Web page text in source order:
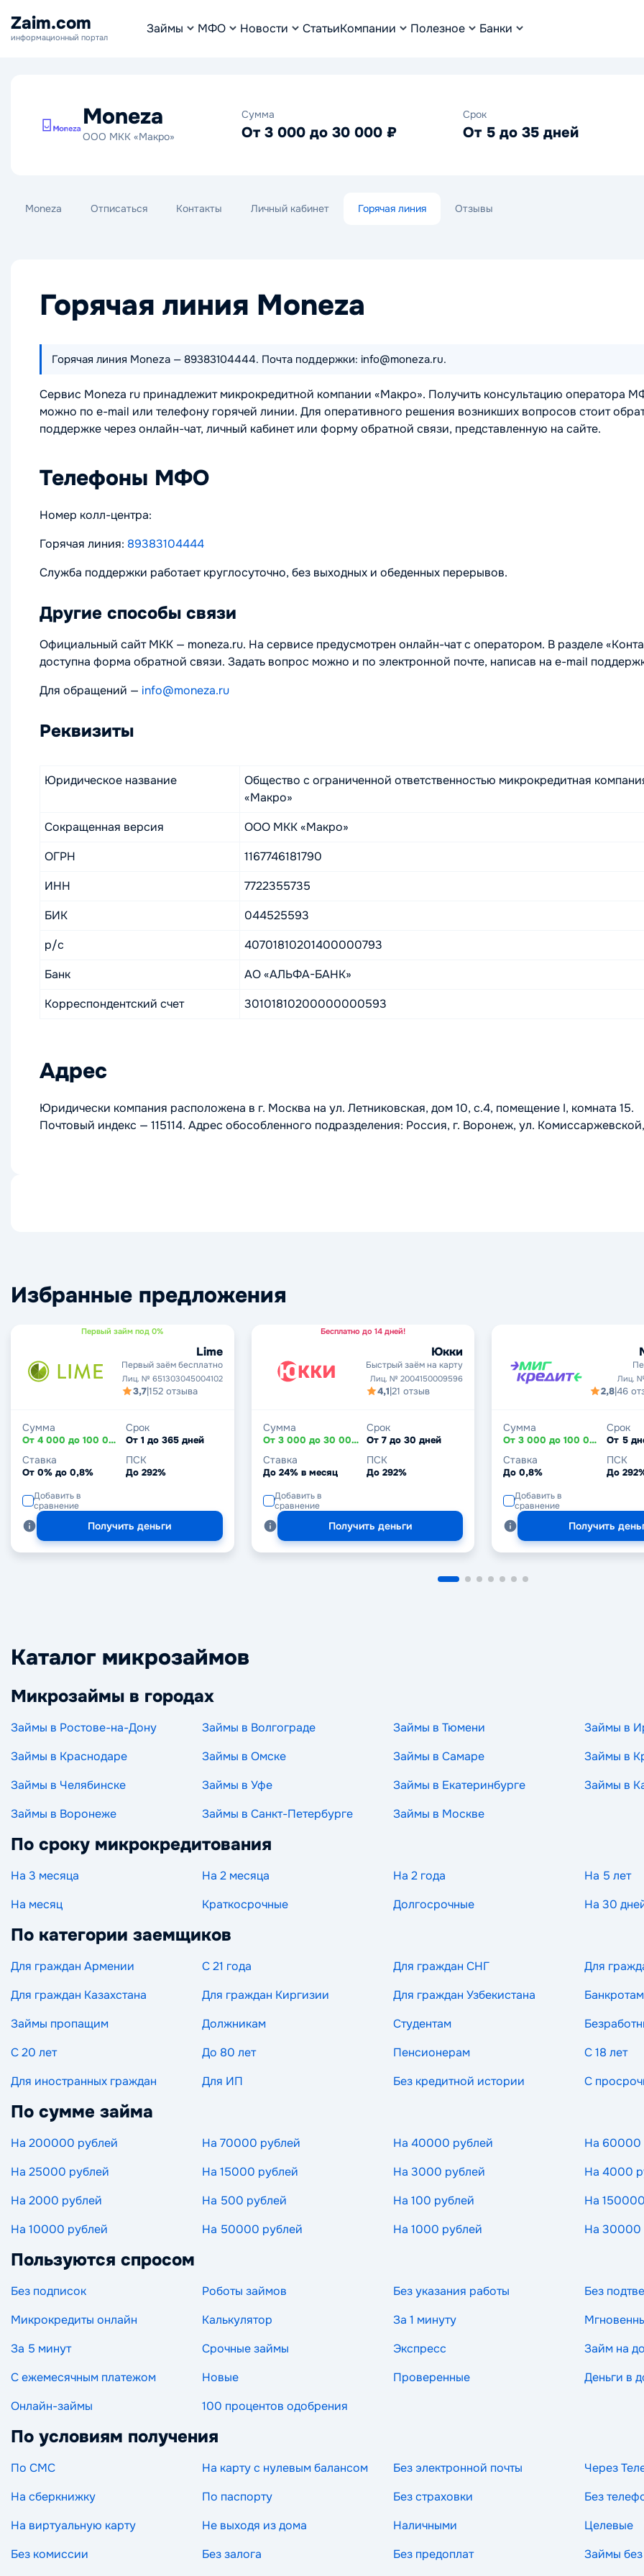
Zaim.com
информационный портал
Займы МФО Новости СтатьиКомпании Полезное Банки
Moneza
ООО МКК «Макро»
Сумма
От 3 000 до 30 000 ₽
Срок
От 5 до 35 дней
Moneza Отписаться Контакты Личный кабинет Горячая линия Отзывы
Горячая линия Moneza
Горячая линия Moneza — 89383104444. Почта поддержки: info@moneza.ru.
Сервис Moneza ru принадлежит микрокредитной компании «Макро». Получить консультацию оператора
можно по e-mail или телефону горячей линии. Для оперативного решения возникших вопросов стоит
поддержке через онлайн-чат, личный кабинет или форму обратной связи, представленную на сайте.
Телефоны МФО
Номер колл-центра:
Горячая линия: 89383104444
Служба поддержки работает круглосуточно, без выходных и обеденных перерывов.
Другие способы связи
Официальный сайт МКК — moneza.ru. На сервисе предусмотрен онлайн-чат с оператором. В разделе
доступна форма обратной связи. Задать вопрос можно и по электронной почте, написав на e-mail
Для обращений — info@moneza.ru
Реквизиты
Юридическое название
Общество с ограниченной ответственностью микрокредитная
«Макро»
Сокращенная версия
ООО МКК «Макро»
ОГРН
1167746181790
ИНН
7722355735
БИК
044525593
р/с
40701810201400000793
Банк
АО «АЛЬФА-БАНК»
Корреспондентский счет
30101810200000000593
Адрес
Юридически компания расположена в г. Москва на ул. Летниковская, дом 10, с.4, помещение I, комната 15.
Почтовый индекс — 115114. Адрес обособленного подразделения: Россия, г. Воронеж, ул.
Избранные предложения
Первый займ под 0%
Lime
Первый заём бесплатно
Лиц. № 651303045004102
3,7|152 отзыва
Сумма
От 4 000 до 100 000 ₽
Срок
От 1 до 365 дней
Ставка
От 0% до 0,8%
ПСК
До 292%
Добавить в
сравнение
Получить деньги
Бесплатно до 14 дней!
Юкки
Быстрый заём на карту
Лиц. № 2004150009596
4,1|21 отзыв
Сумма
От 3 000 до 30 000 ₽
Срок
От 7 до 30 дней
Ставка
До 24% в месяц
ПСК
До 292%
Добавить в
сравнение
Получить деньги
Лиц. №
2,8|46
Сумма
От 3 000 до 100 000 ₽
Срок
Ставка
До 0,8%
ПСК
До
Добавить в
сравнение
Получить
Каталог микрозаймов
Микрозаймы в городах
Займы в Ростове-на-Дону Займы в Волгограде Займы в Тюмени Займы в
Займы в Краснодаре
Займы в Омске Займы в Самаре Займы в
Займы в Челябинске
Займы в Уфе Займы в Екатеринбурге Займы в
Займы в Воронеже
Займы в Санкт-Петербурге Займы в Москве
По сроку микрокредитования
На 3 месяца На 2 месяца На 2 года На 5 лет
На месяц
Краткосрочные Долгосрочные На 30
По категории заемщиков
Для граждан Армении С 21 года Для граждан СНГ Для
Для граждан Казахстана
Для граждан Киргизии Для граждан Узбекистана Банкротам
Займы пропащим
Должникам Студентам
С 20 лет
До 80 лет Пенсионерам С 18 лет
Для иностранных граждан
Для ИП Без кредитной истории С
По сумме займа
На 200000 рублей На 70000 рублей На 40000 рублей На 60000
На 25000 рублей
На 15000 рублей На 3000 рублей На 4000
На 2000 рублей
На 500 рублей На 100 рублей На
На 10000 рублей
На 50000 рублей На 1000 рублей На 30000
Пользуются спросом
Без подписок Роботы займов Без указания работы Без
Микрокредиты онлайн
Калькулятор За 1 минуту
За 5 минут
Срочные займы Экспресс Займ на
С ежемесячным платежом
Новые Проверенные Деньги в
Онлайн-займы
100 процентов одобрения
По условиям получения
По СМС На карту с нулевым балансом Без электронной почты Через
На сберкнижку
По паспорту Без страховки Без
На виртуальную карту
Не выходя из дома Наличными Целевые
Без комиссии
Без залога Без предоплат Займы